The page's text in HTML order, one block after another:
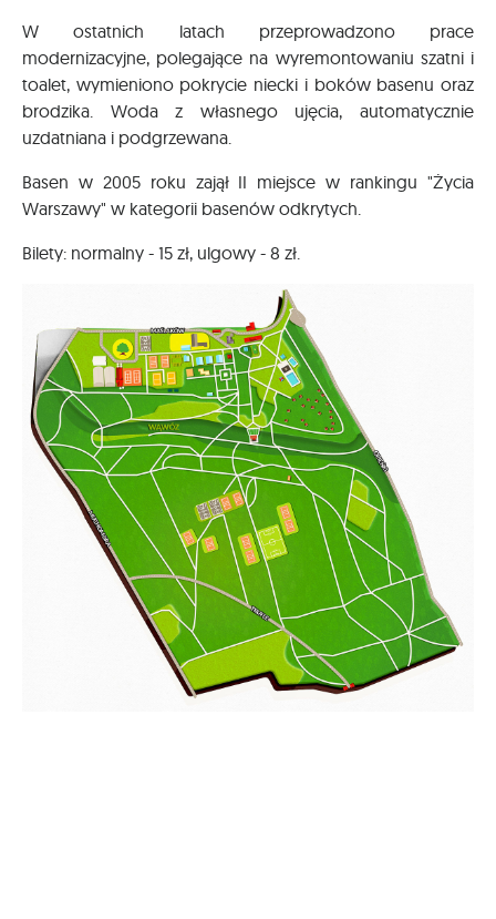
W ostatnich latach przeprowadzono prace
modernizacyjne, polegające na wyremontowaniu szatni i
toalet, wymieniono pokrycie niecki i boków basenu oraz
brodzika. Woda z własnego ujęcia, automatycznie
uzdatniana i podgrzewana.
Basen w 2005 roku zajął II miejsce w rankingu "Życia
Warszawy" w kategorii basenów odkrytych.
Bilety: normalny - 15 zł, ulgowy - 8 zł.